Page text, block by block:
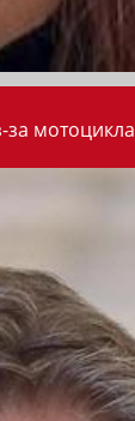
мотоцикла